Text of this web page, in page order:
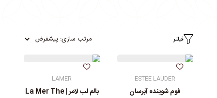
فیلتر
ESTEE LAUDER
فوم شوینده آبرسان
LAMER
بالم لب لامر | La Mer The